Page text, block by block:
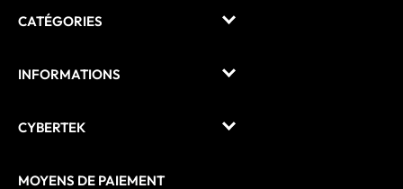
CATÉGORIES
INFORMATIONS
CYBERTEK
MOYENS DE PAIEMENT